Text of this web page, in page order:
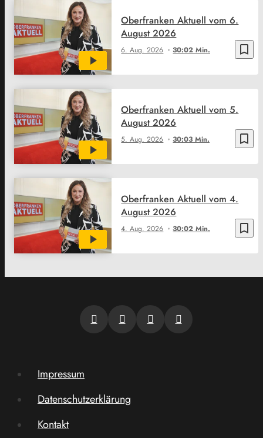
bookmark_border
6. Aug. 2026 30:02 Min.
Oberfranken Aktuell vom 6.
August 2026
bookmark_border
5. Aug. 2026 30:03 Min.
Oberfranken Aktuell vom 5.
August 2026
bookmark_border
4. Aug. 2026 30:02 Min.
Oberfranken Aktuell vom 4.
August 2026
Impressum
Datenschutzerklärung
Kontakt